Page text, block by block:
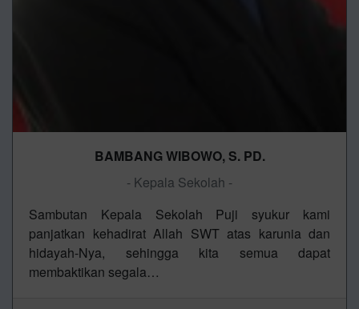
BAMBANG WIBOWO, S. PD.
- Kepala Sekolah -
Sambutan Kepala Sekolah Puji syukur kami
panjatkan kehadirat Allah SWT atas karunia dan
hidayah-Nya, sehingga kita semua dapat
membaktikan segala…